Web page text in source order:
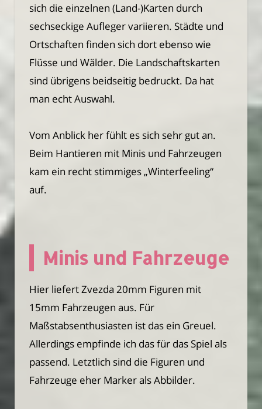
sich die einzelnen (Land-)Karten durch
sechseckige Aufleger variieren. Städte und
Ortschaften finden sich dort ebenso wie
Flüsse und Wälder. Die Landschaftskarten
sind übrigens beidseitig bedruckt. Da hat
man echt Auswahl.
Vom Anblick her fühlt es sich sehr gut an.
Beim Hantieren mit Minis und Fahrzeugen
kam ein recht stimmiges „Winterfeeling“
auf.
Minis und Fahrzeuge
Hier liefert Zvezda 20mm Figuren mit
15mm Fahrzeugen aus. Für
Maßstabsenthusiasten ist das ein Greuel.
Allerdings empfinde ich das für das Spiel als
passend. Letztlich sind die Figuren und
Fahrzeuge eher Marker als Abbilder.